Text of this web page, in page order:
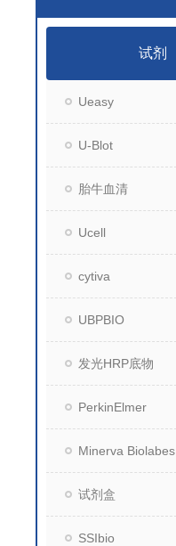
试剂
Ueasy
U-Blot
胎牛血清
Ucell
cytiva
UBPBIO
发光HRP底物
PerkinElmer
Minerva Biolabes
试剂盒
SSIbio